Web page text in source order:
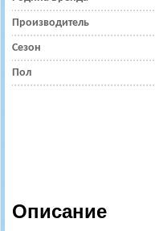
Производитель
Сезон
Пол
Описание